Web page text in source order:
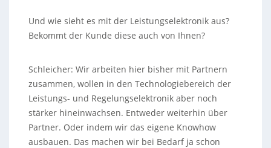
Und wie sieht es mit der Leistungselektronik aus?
Bekommt der Kunde diese auch von Ihnen?
Schleicher: Wir arbeiten hier bisher mit Partnern
zusammen, wollen in den Technologiebereich der
Leistungs- und Regelungselektronik aber noch
stärker hineinwachsen. Entweder weiterhin über
Partner. Oder indem wir das eigene Knowhow
ausbauen. Das machen wir bei Bedarf ja schon